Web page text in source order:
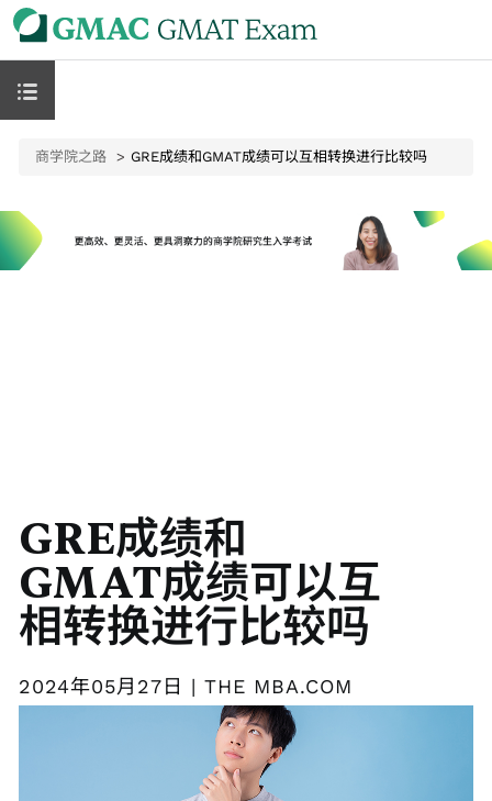
商学院之路 GRE成绩和GMAT成绩可以互相转换进行比较吗
GRE成绩和
GMAT成绩可以互
相转换进行比较吗
2024年05月27日 | THE MBA.COM